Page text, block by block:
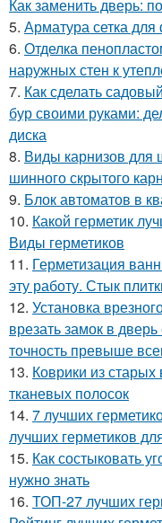
Как заменить дверь:
5. Арматура сетка
6. Отделка
наружных стен к
7. Как сделать
бур своими руками:
диска
8. Виды карнизов для
шинного скрытого
9. Блок автоматов в
10. Какой герметик
Виды герметиков
11. Герметизация
эту работу. Стык
12. Установка
врезать замок в
точность превыше
13. Коврики из
тканевых полосок
14. 7 лучших
лучших герметиков
15. Как состыковать
нужно знать
16. ТОП-27 лучших